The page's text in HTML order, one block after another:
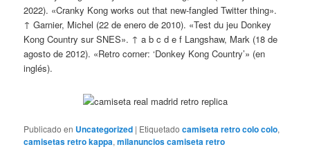
2022). «Cranky Kong works out that new-fangled Twitter thing».
↑ Garnier, Michel (22 de enero de 2010). «Test du jeu Donkey
Kong Country sur SNES». ↑ a b c d e f Langshaw, Mark (18 de
agosto de 2012). «Retro corner: ‘Donkey Kong Country’» (en
inglés).
Publicado en Uncategorized | Etiquetado camiseta retro colo colo,
camisetas retro kappa,milanuncios camiseta retro